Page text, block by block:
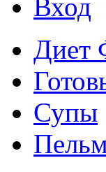
Вход
Диет
Супы